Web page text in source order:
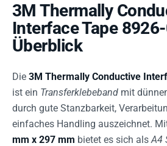
3M Thermally
Interface Tape
Überblick
Die 3M Thermally Conductive
ist ein Transferklebeband mit
durch gute Stanzbarkeit,
einfaches Handling auszeichnet.
mm x 297 mm bietet es sich alsA4